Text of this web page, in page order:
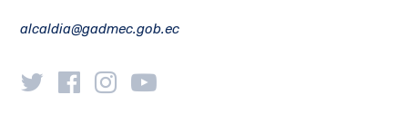
alcaldia@gadmec.gob.ec